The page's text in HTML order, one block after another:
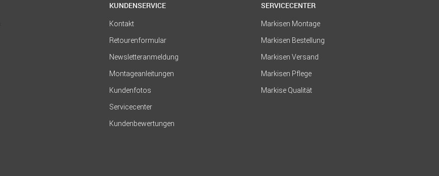
KUNDENSERVICE
Kontakt
Retourenformular
Newsletteranmeldung
Montageanleitungen
Kundenfotos
Servicecenter
Kundenbewertungen
SERVICECENTER
Markisen Montage
Markisen Bestellung
Markisen Versand
Markisen Pflege
Markise Qualität